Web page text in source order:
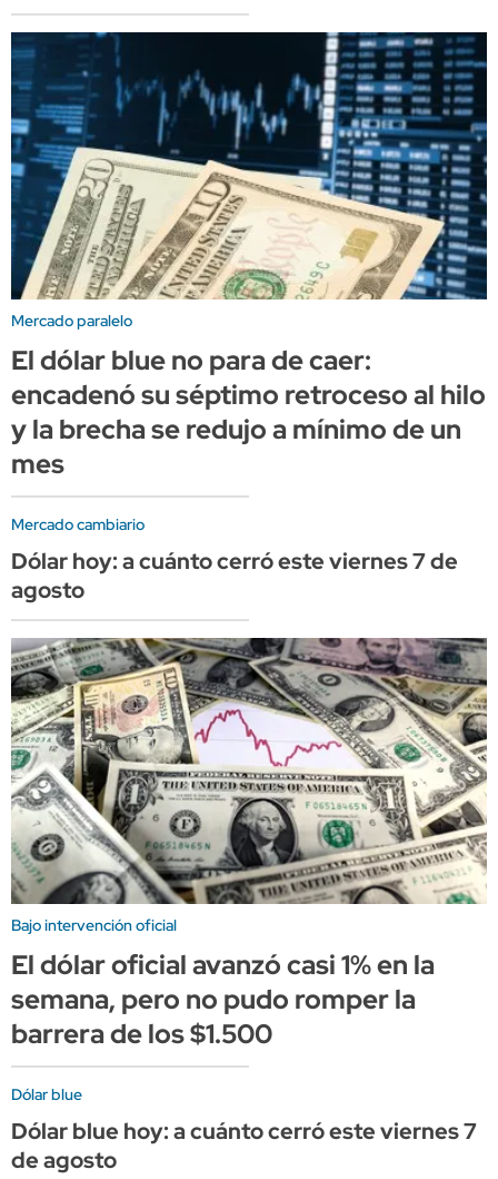
Mercado paralelo
El dólar blue no para de caer:
encadenó su séptimo retroceso al hilo
y la brecha se redujo a mínimo de un
mes
Mercado cambiario
Dólar hoy: a cuánto cerró este viernes 7 de
agosto
Bajo intervención oficial
El dólar oficial avanzó casi 1% en la
semana, pero no pudo romper la
barrera de los $1.500
Dólar blue
Dólar blue hoy: a cuánto cerró este viernes 7
de agosto